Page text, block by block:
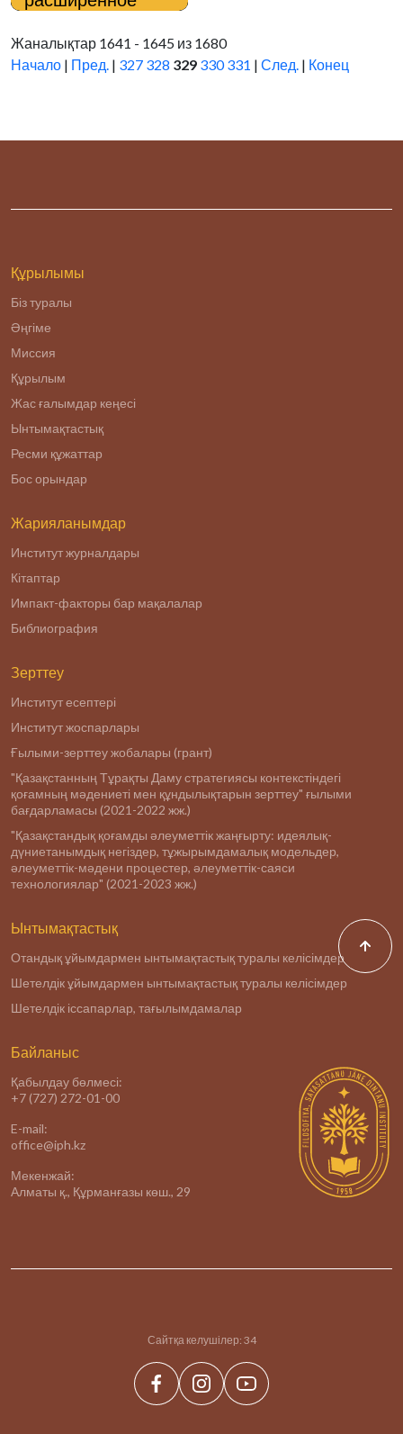
заседание
Института
философии,
Жаналықтар 1641 - 1645 из 1680
Начало | Пред. | 327 328 329 330 331 | След. | Конец
Құрылымы
Біз туралы
Әңгіме
Миссия
Құрылым
Жас ғалымдар кеңесі
Ынтымақтастық
Ресми құжаттар
Бос орындар
Жарияланымдар
Институт журналдары
Кітаптар
Импакт-факторы бар мақалалар
Библиография
Зерттеу
Институт есептері
Институт жоспарлары
Ғылыми-зерттеу жобалары (грант)
"Қазақстанның Тұрақты Даму стратегиясы контекстіндегі
қоғамның мәдениеті мен құндылықтарын зерттеу" ғылыми
бағдарламасы (2021-2022 жж.)
"Қазақстандық қоғамды әлеуметтік жаңғырту: идеялық-
дүниетанымдық негіздер, тұжырымдамалық модельдер,
әлеуметтік-мәдени процестер, әлеуметтік-саяси
технологиялар" (2021-2023 жж.)
Ынтымақтастық
Отандық ұйымдармен ынтымақтастық туралы келісімдер
Шетелдік ұйымдармен ынтымақтастық туралы келісімдер
Шетелдік іссапарлар, тағылымдамалар
Байланыс
Қабылдау бөлмесі:
+7 (727) 272-01-00
E-mail:
office@iph.kz
Мекенжай:
Алматы қ., Құрманғазы көш., 29
Сайтқа келушілер: 34